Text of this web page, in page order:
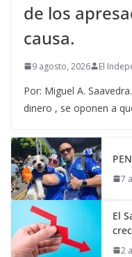
de los
causa.
9 agosto, 2026 El
Por: Miguel A.
dinero , se oponen a
7
El
2